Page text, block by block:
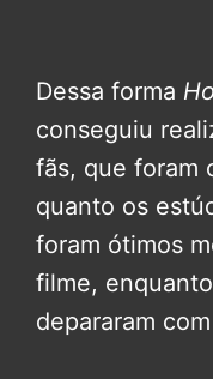
Dessa forma
conseguiu
fãs, que foram
quanto os
foram ótimos
filme,
depararam